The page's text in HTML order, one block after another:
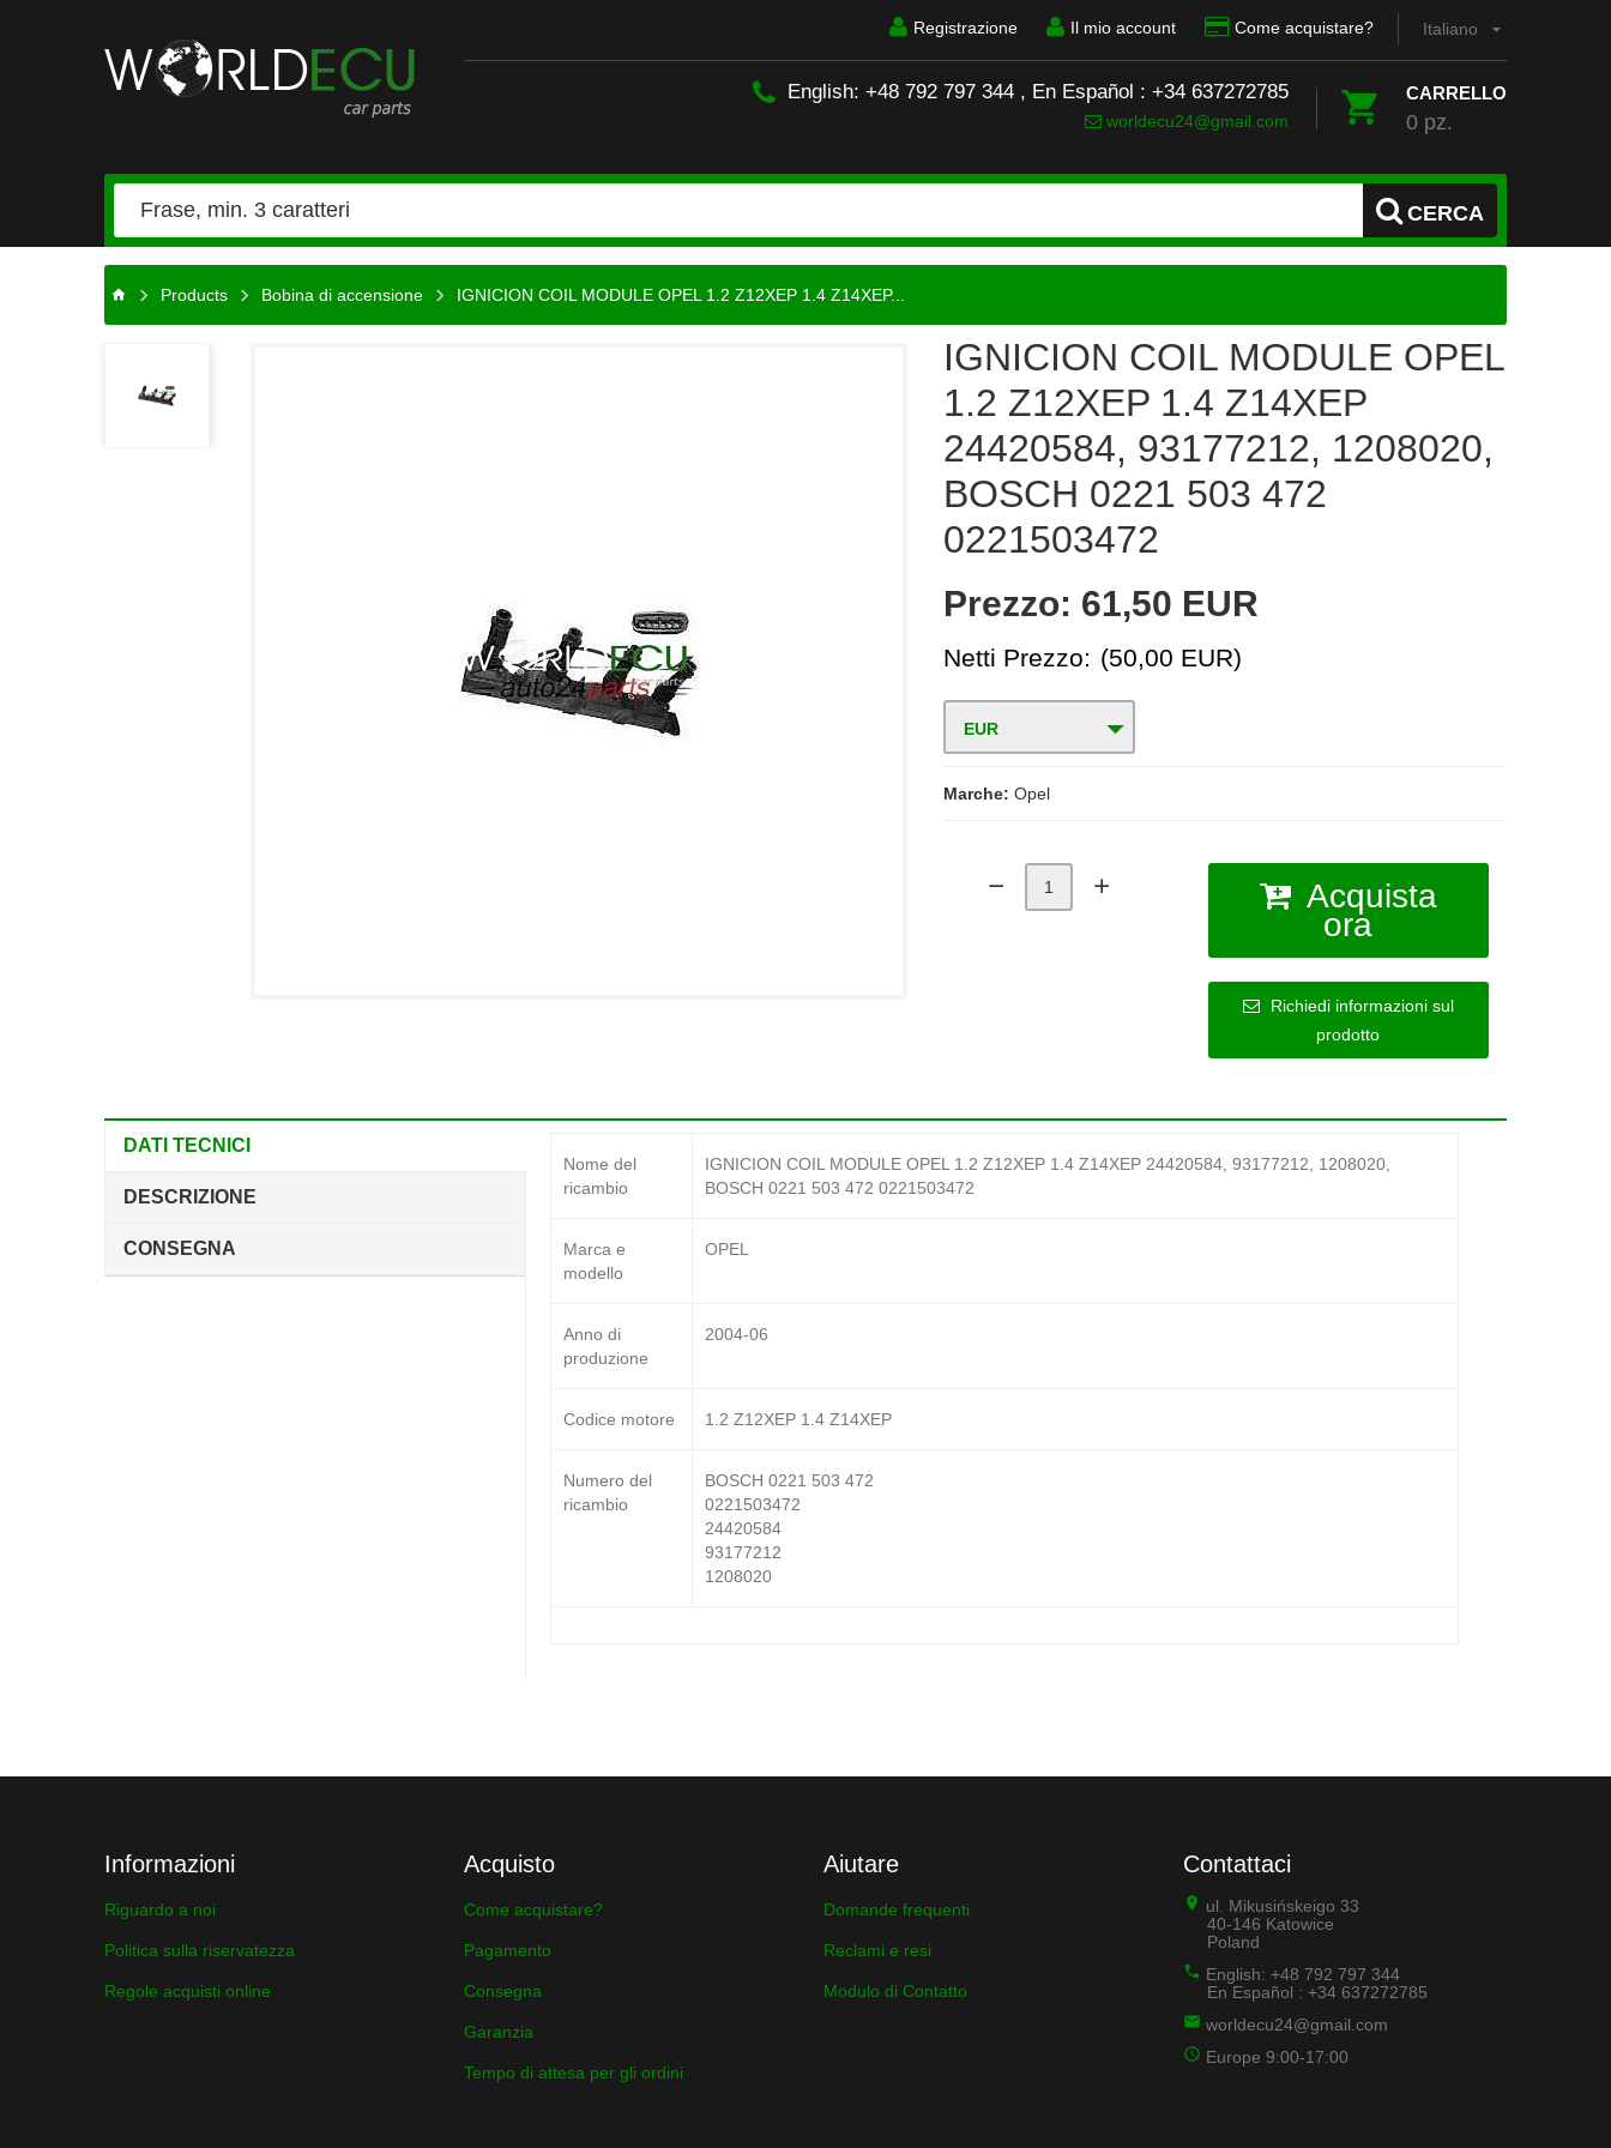
Italiano
Registrazione Il mio account Come acquistare?
CARRELLO
0 pz.
English: +48 792 797 344 , En Español : +34 637272785
worldecu24@gmail.com
CERCA
Products Bobina di accensione IGNICION COIL MODULE OPEL 1.2 Z12XEP 1.4 Z14XEP...
IGNICION COIL MODULE OPEL
1.2 Z12XEP 1.4 Z14XEP
24420584, 93177212, 1208020,
BOSCH 0221 503 472
0221503472
Prezzo: 61,50 EUR
Netti Prezzo: (50,00 EUR)
EUR
Marche: Opel
Acquista
ora
Richiedi informazioni sul
prodotto
DATI TECNICI
DESCRIZIONE
CONSEGNA
Nome del
ricambio
IGNICION COIL MODULE OPEL 1.2 Z12XEP 1.4 Z14XEP 24420584, 93177212, 1208020,
BOSCH 0221 503 472 0221503472
Marca e
modello
OPEL
Anno di
produzione
2004-06
Codice motore 1.2 Z12XEP 1.4 Z14XEP
Numero del
ricambio
BOSCH 0221 503 472
0221503472
24420584
93177212
1208020
Informazioni
Riguardo a noi
Politica sulla riservatezza
Regole acquisti online
Acquisto
Come acquistare?
Pagamento
Consegna
Garanzia
Tempo di attesa per gli ordini
Aiutare
Domande frequenti
Reclami e resi
Modulo di Contatto
Contattaci
ul. Mikusińskeigo 33
40-146 Katowice
Poland
English: +48 792 797 344
En Español : +34 637272785
worldecu24@gmail.com
Europe 9:00-17:00